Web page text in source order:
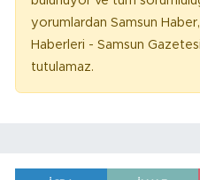
yorumlardan Samsun
Haberleri - Samsun
tutulamaz.